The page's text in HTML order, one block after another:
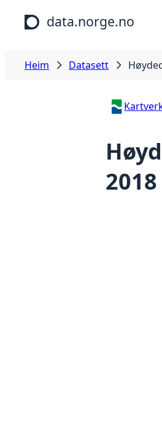
Hopp til hovudinnhald
data.norge.no
Heim Datasett
2018